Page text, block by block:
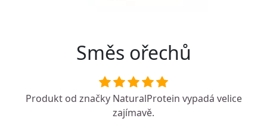
Směs ořechů
Produkt od značky NaturalProtein vypadá velice
zajímavě.